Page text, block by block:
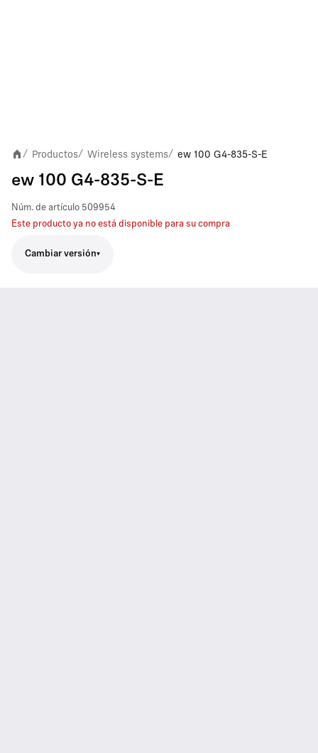
/ Productos/ Wireless systems/ ew 100 G4-835-S-E
ew 100 G4-835-S-E
Núm. de artículo 509954
Este producto ya no está disponible para su compra
Cambiar versión